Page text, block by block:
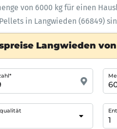
von 6000 kg für einen
in Langwieden (66849)
Langwieden von